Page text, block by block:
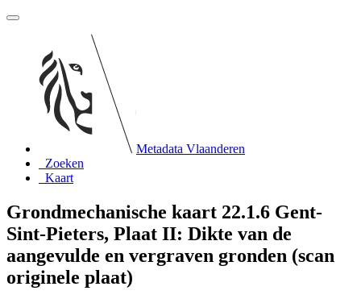
Metadata Vlaanderen
Zoeken
Kaart
Grondmechanische kaart 22.1.6 Gent-
Sint-Pieters, Plaat II: Dikte van de
aangevulde en vergraven gronden (scan
originele plaat)